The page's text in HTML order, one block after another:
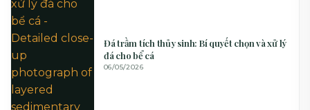
Đá trầm tích thủy sinh: Bí quyết chọn và xử lý
đá cho bể cá
06/05/2026